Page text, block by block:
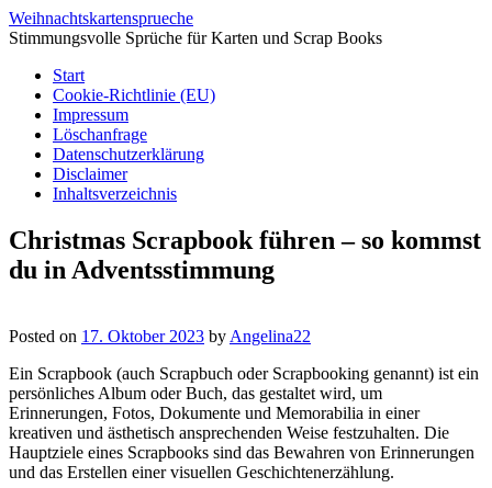
Weihnachtskartensprueche
Stimmungsvolle Sprüche für Karten und Scrap Books
Start
Cookie-Richtlinie (EU)
Impressum
Löschanfrage
Datenschutzerklärung
Disclaimer
Inhaltsverzeichnis
Christmas Scrapbook führen – so kommst
du in Adventsstimmung
Posted on 17. Oktober 2023 by Angelina22
Ein Scrapbook (auch Scrapbuch oder Scrapbooking genannt) ist ein
persönliches Album oder Buch, das gestaltet wird, um
Erinnerungen, Fotos, Dokumente und Memorabilia in einer
kreativen und ästhetisch ansprechenden Weise festzuhalten. Die
Hauptziele eines Scrapbooks sind das Bewahren von Erinnerungen
und das Erstellen einer visuellen Geschichtenerzählung.